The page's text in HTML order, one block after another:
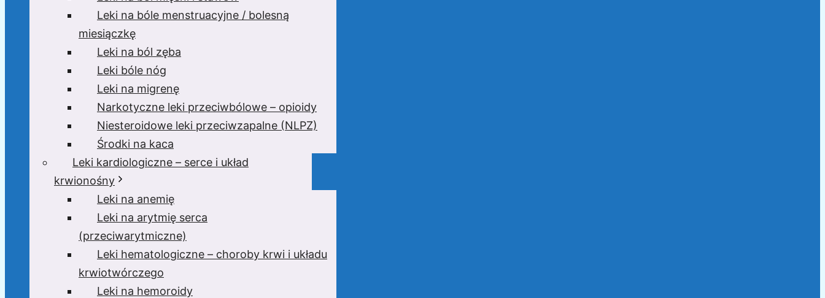
Leki na bóle menstruacyjne / bolesną
miesiączkę
Leki na ból zęba
Leki bóle nóg
Leki na migrenę
Narkotyczne leki przeciwbólowe – opioidy
Niesteroidowe leki przeciwzapalne (NLPZ)
Środki na kaca
Leki kardiologiczne – serce i układ
krwionośny
Leki na anemię
Leki na arytmię serca
(przeciwarytmiczne)
Leki hematologiczne – choroby krwi i układu
krwiotwórczego
Leki na hemoroidy